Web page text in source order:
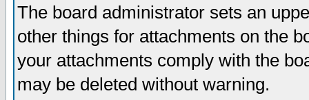
The board administrator sets an
other things for attachments on the
your attachments comply with the
may be deleted without warning.